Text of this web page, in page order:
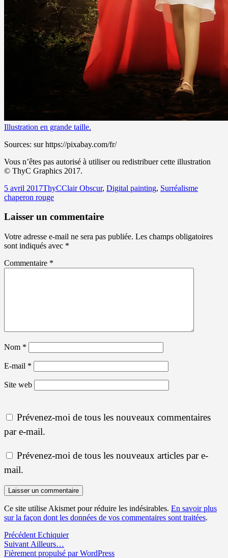
Illustration en grande taille.
Sources: sur https://pixabay.com/fr/
Vous n’êtes pas autorisé à utiliser ou redistribuer cette illustration
© ThyC Graphics 2017.
Publié
le
5 avril 2017Auteur
ThyCCatégories
Clair Obscur, Digital painting, SurréalismeMots-
chaperon rouge
Laisser un commentaire
Votre adresse e-mail ne sera pas publiée. Les champs obligatoires
sont indiqués avec *
Commentaire *
Nom *
E-mail *
Site web
Prévenez-moi de tous les nouveaux commentaires
par e-mail.
Prévenez-moi de tous les nouveaux articles par e-
mail.
Ce site utilise Akismet pour réduire les indésirables. En savoir plus
sur la façon dont les données de vos commentaires sont traitées.
Navigation
de
Précédent Article
précédent :
Echiquier
Suivant Article
suivant :
Ailleurs…
Fièrement propulsé par WordPress